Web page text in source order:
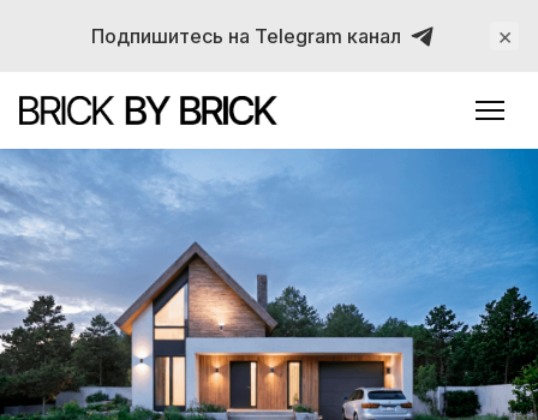
Подпишитесь на Telegram канал ×